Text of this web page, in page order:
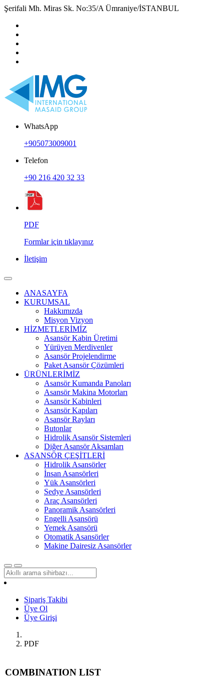
Şerifali Mh. Miras Sk. No:35/A Ümraniye/İSTANBUL
WhatsApp
+905073009001
Telefon
+90 216 420 32 33
PDF
Formlar için tıklayınız
İletişim
ANASAYFA
KURUMSAL
Hakkımızda
Misyon Vizyon
HİZMETLERİMİZ
Asansör Kabin Üretimi
Yürüyen Merdivenler
Asansör Projelendirme
Paket Asansör Çözümleri
ÜRÜNLERİMİZ
Asansör Kumanda Panoları
Asansör Makina Motorları
Asansör Kabinleri
Asansör Kapıları
Asansör Rayları
Butonlar
Hidrolik Asansör Sistemleri
Diğer Asansör Aksamları
ASANSÖR ÇEŞİTLERİ
Hidrolik Asansörler
İnsan Asansörleri
Yük Asansörleri
Sedye Asansörleri
Araç Asansörleri
Panoramik Asansörleri
Engelli Asansörü
Yemek Asansörü
Otomatik Asansörler
Makine Dairesiz Asansörler
Sipariş Takibi
Üye Ol
Üye Girişi
PDF
COMBINATION LIST